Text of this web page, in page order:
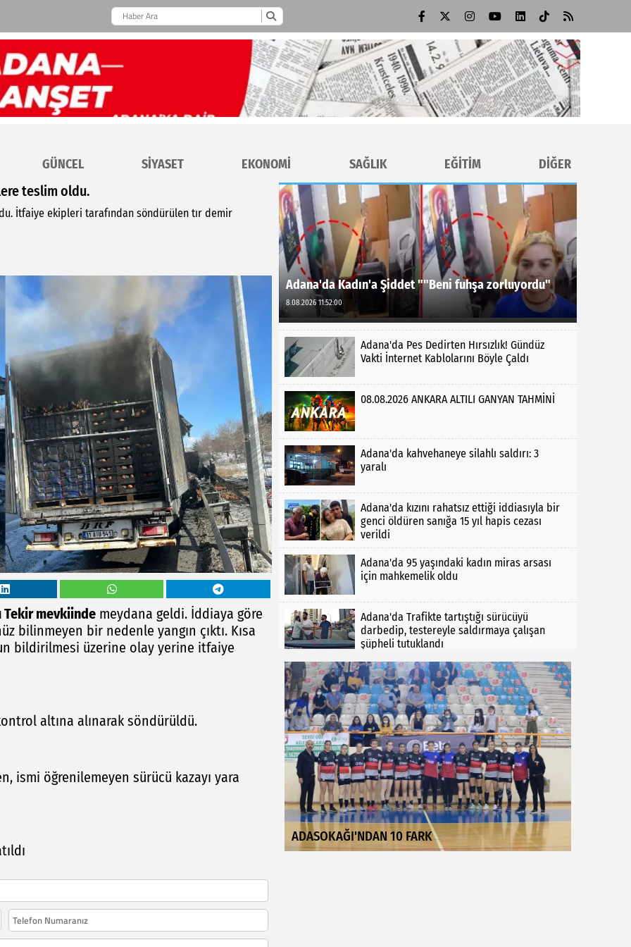
GÜNCEL SİYASET EKONOMİ SAĞLIK EĞİTİM DİĞER
teslim oldu.
İtfaiye ekipleri tarafından söndürülen tır demir
Tekir mevkiinde meydana geldi. İddiaya göre
bilinmeyen bir nedenle yangın çıktı. Kısa
bildirilmesi üzerine olay yerine itfaiye
altına alınarak söndürüldü.
ismi öğrenilemeyen sürücü kazayı yara
Adana'da Kadın'a Şiddet ""Beni fuhşa zorluyordu"
8.08.2026 11:52:00
Adana'da Pes Dedirten Hırsızlık! Gündüz
Vakti İnternet Kablolarını Böyle Çaldı
08.08.2026 ANKARA ALTILI GANYAN TAHMİNİ
Adana'da kahvehaneye silahlı saldırı: 3
yaralı
Adana'da kızını rahatsız ettiği iddiasıyla bir
genci öldüren sanığa 15 yıl hapis cezası
verildi
Adana'da 95 yaşındaki kadın miras arsası
için mahkemelik oldu
Adana'da Trafikte tartıştığı sürücüyü
darbedip, testereyle saldırmaya çalışan
şüpheli tutuklandı
ADASOKAĞI'NDAN 10 FARK